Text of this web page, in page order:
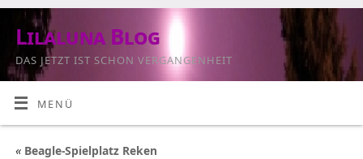
Lilaluna Blog
DAS JETZT IST SCHON VERGANGENHEIT
MENÜ
«Beagle-Spielplatz Reken